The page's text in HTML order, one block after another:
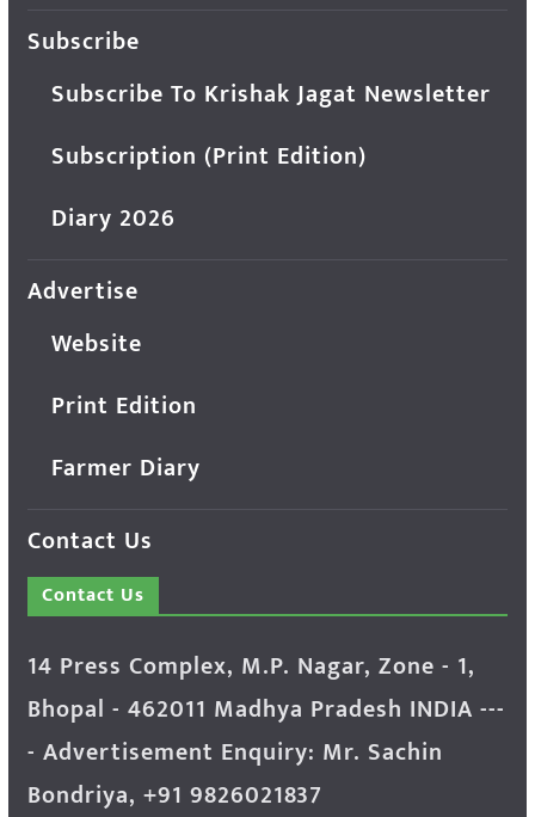
Subscribe
Subscribe To Krishak Jagat Newsletter
Subscription (Print Edition)
Diary 2026
Advertise
Website
Print Edition
Farmer Diary
Contact Us
Contact Us
14 Press Complex, M.P. Nagar, Zone - 1,
Bhopal - 462011 Madhya Pradesh INDIA ---
- Advertisement Enquiry: Mr. Sachin
Bondriya, +91 9826021837